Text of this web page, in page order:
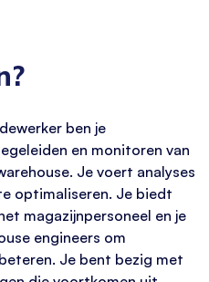
ben je
en monitoren van
Je voert analyses
optimaliseren. Je biedt
magazijnpersoneel en je
engineers om
Je bent bezig met